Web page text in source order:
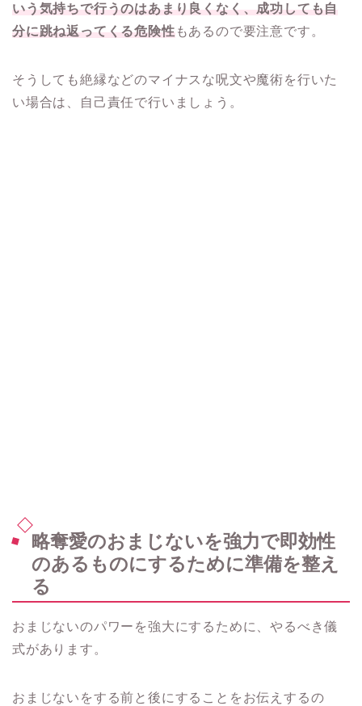
いう気持ちで行うのはあまり良くなく、成功しても自
分に跳ね返ってくる危険性 もあるので要注意です。
そうしても絶縁などのマイナスな呪文や魔術を行いた
い場合は、自己責任で行いましょう。
略奪愛のおまじないを強力で即効性
のあるものにするために準備を整え
る
おまじないのパワーを強大にするために、やるべき儀
式があります。
おまじないをする前と後にすることをお伝えするの